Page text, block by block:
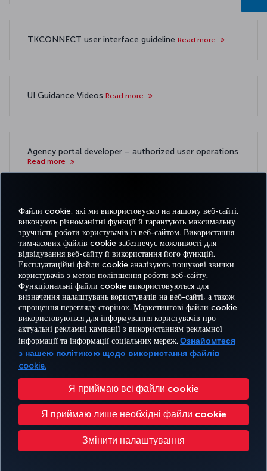
Файли cookie, які ми використовуємо на нашому веб-сайті,
виконують різноманітні функції й гарантують максимальну
зручність роботи користувачів із веб-сайтом. Використання
тимчасових файлів cookie забезпечує можливості для
відвідування веб-сайту й використання його функцій.
Експлуатаційні файли cookie аналізують пошукові звички
користувачів з метою поліпшення роботи веб-сайту.
Функціональні файли cookie використовуються для
визначення налаштувань користувачів на веб-сайті, а також
спрощення перегляду сторінок. Маркетингові файли cookie
використовуються для інформування користувачів про
актуальні рекламні кампанії з використанням рекламної
інформації та інформації соціальних мереж.Ознайомтеся
з нашею політикою щодо використання файлів
cookie.
Я приймаю всі файли cookie
Я приймаю лише необхідні файли cookie
Змінити налаштування
TKCONNECT user interface guideline Read more
UI Guidance Videos Read more
Agency portal developer – authorized user operations
Read more
Change management guideline
Facebook
TwitterInstagram
YouTubeLinkedIn
TiktokБлогPinterest
БРОНЮВАННЯ
ТА КЕРУВАННЯ
БРОНЮВАННЯМ
ВРАЖЕННЯ
ПРОПОЗИЦІЇ
ДОВІДКА
Політика конфіденційності та використання файлів cookie
Права пасажирів Змінити налаштування файлів cookie
План обслуговування клієнтів Міністерства транспорту США Права суб'єктів даних ЄС
Авторське право Turkish Airlines © 1996–2026